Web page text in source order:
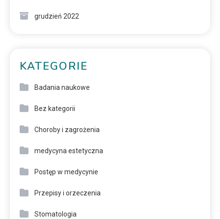
grudzień 2022
KATEGORIE
Badania naukowe
Bez kategorii
Choroby i zagrożenia
medycyna estetyczna
Postęp w medycynie
Przepisy i orzeczenia
Stomatologia